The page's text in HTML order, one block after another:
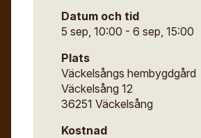
Datum och tid
5 sep, 10:00 - 6 sep, 15:00
Plats
Väckelsångs hembygdgård
Väckelsång 12
36251 Väckelsång
Kostnad